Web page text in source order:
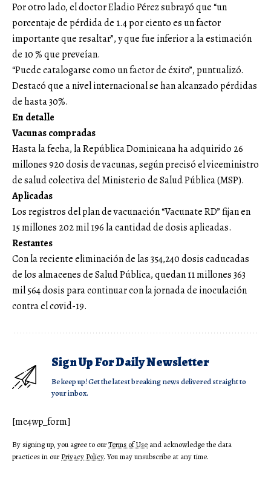
Por otro lado, el doctor Eladio Pérez subrayó que “un
porcentaje de pérdida de 1.4 por ciento es un factor
importante que resaltar”, y que fue inferior a la estimación
de 10 % que preveían.
“Puede catalogarse como un factor de éxito”, puntualizó.
Destacó que a nivel internacional se han alcanzado pérdidas
de hasta 30%.
En detalle
Vacunas compradas
Hasta la fecha, la República Dominicana ha adquirido 26
millones 920 dosis de vacunas, según precisó el viceministro
de salud colectiva del Ministerio de Salud Pública (MSP).
Aplicadas
Los registros del plan de vacunación “Vacunate RD” fijan en
15 millones 202 mil 196 la cantidad de dosis aplicadas.
Restantes
Con la reciente eliminación de las 354,240 dosis caducadas
de los almacenes de Salud Pública, quedan 11 millones 363
mil 564 dosis para continuar con la jornada de inoculación
contra el covid-19.
Sign Up For Daily Newsletter
Be keep up! Get the latest breaking news delivered straight to
your inbox.
[mc4wp_form]
By signing up, you agree to ourTerms of Use and acknowledge the data
practices in ourPrivacy Policy. You may unsubscribe at any time.